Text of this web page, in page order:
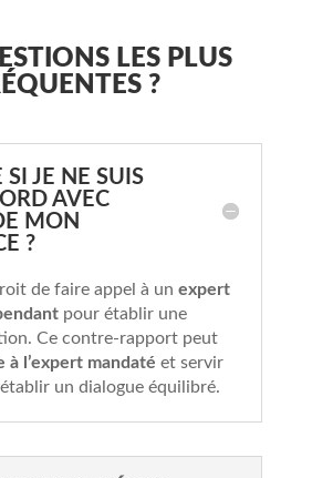
LES PLUS
?
JE NE SUIS
AVEC
MON
?
de faire appel à un expert
pour établir une
Ce contre-rapport peut
à l’expert mandaté et servir
un dialogue équilibré.